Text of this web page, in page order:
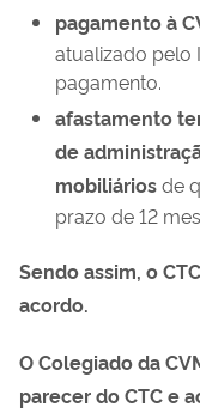
pagamento à
atualizado pelo
pagamento.
afastamento
de
mobiliáriosde
prazo de 12
Sendo assim, o
acordo.
O Colegiado da
parecer do CTC e